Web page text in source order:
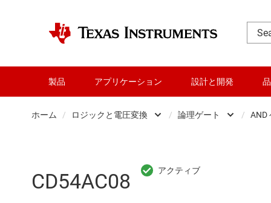
製品 アプリケーション 設計と開発
ホーム / ロジックと電圧変換
RF とマイクロ波
/ 論理ゲート / AND
CD54AC08